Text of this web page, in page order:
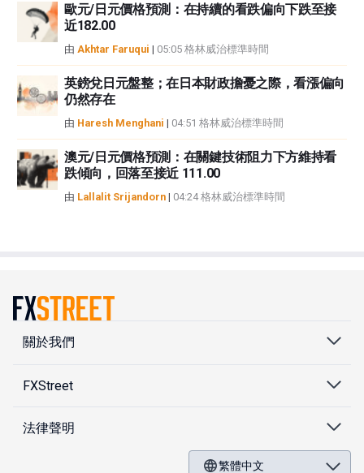
歐元/日元價格預測：在持續的看跌偏向下跌至接
近182.00
由 Akhtar Faruqui | 05:05 格林威治標準時間
英鎊兌日元盤整；在日本財政擔憂之際，看漲偏向
仍然存在
由 Haresh Menghani | 04:51 格林威治標準時間
澳元/日元價格預測：在關鍵技術阻力下方維持看
跌傾向，回落至接近 111.00
由 Lallalit Srijandorn | 04:24 格林威治標準時間
關於我們
FXStreet
法律聲明
繁體中文